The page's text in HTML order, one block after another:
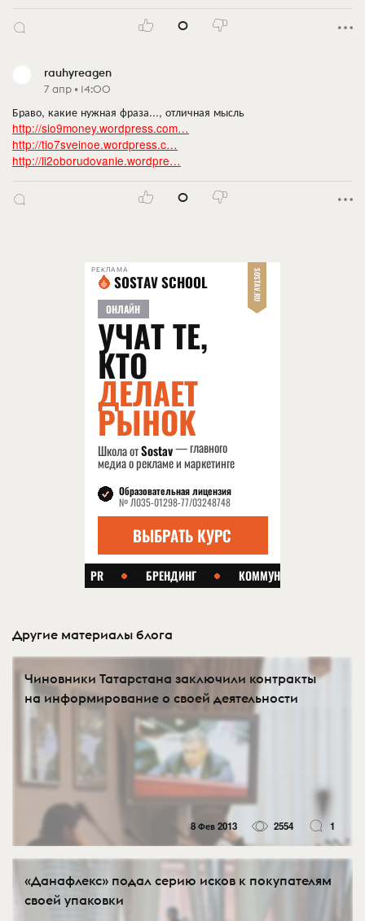
0
rauhyreagen
7 апр • 14:00
Браво, какие нужная фраза..., отличная мысль
http://sio9money.wordpress.com…
http://tio7sveinoe.wordpress.c…
http://li2oborudovanie.wordpre…
0
РЕКЛАМА
Другие материалы блога
Чиновники Татарстана заключили контракты
на информирование о своей деятельности
8 Фев 2013 2554 1
«Данафлекс» подал серию исков к покупателям
своей упаковки